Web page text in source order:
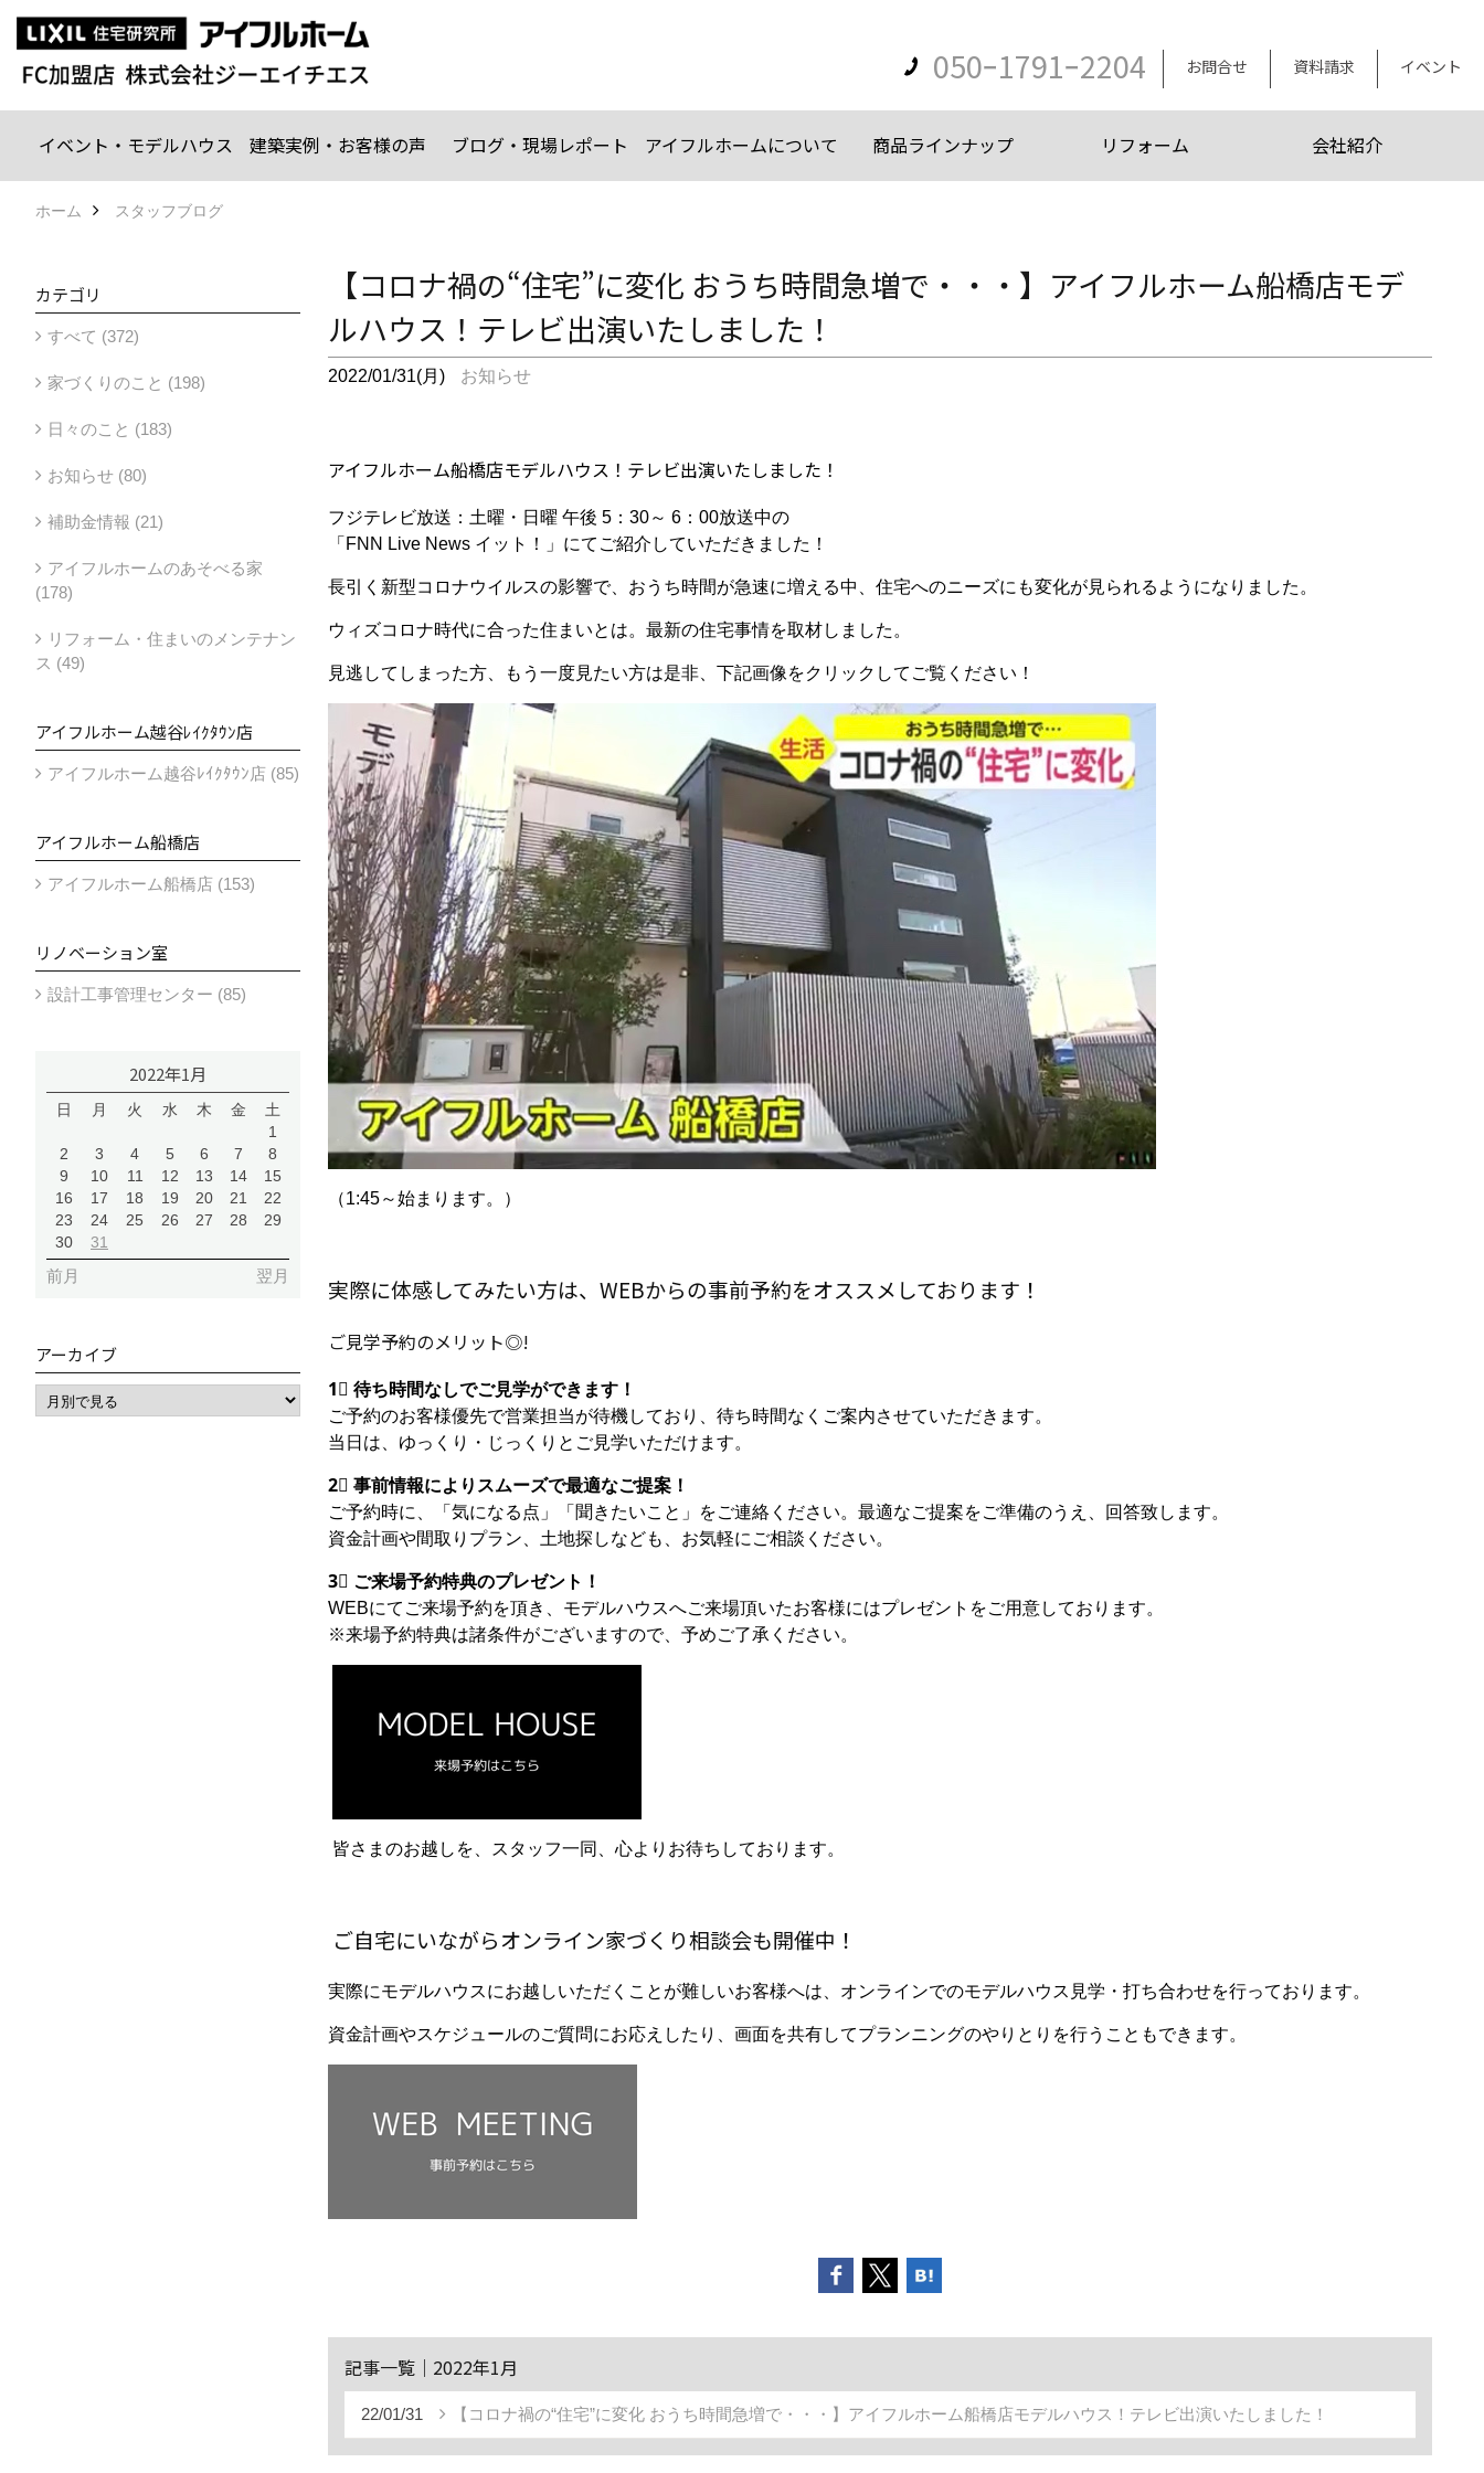
050ｰ1791ｰ2204 お問合せ 資料請求 イベント
イベント・モデルハウス 建築実例・お客様の声 ブログ・現場レポート アイフルホームについて 商品ラインナップ リフォーム 会社紹介
ホーム スタッフブログ
【コロナ禍の“住宅”に変化 おうち時間急増で・・・】アイフルホーム船橋店モデ
ルハウス！テレビ出演いたしました！
2022/01/31(月) お知らせ
アイフルホーム船橋店モデルハウス！テレビ出演いたしました！
フジテレビ放送：土曜・日曜 午後 5：30～ 6：00放送中の
「FNN Live News イット！」にてご紹介していただきました！
長引く新型コロナウイルスの影響で、おうち時間が急速に増える中、住宅へのニーズにも変化が見られるようになりました。
ウィズコロナ時代に合った住まいとは。最新の住宅事情を取材しました。
見逃してしまった方、もう一度見たい方は是非、下記画像をクリックしてご覧ください！
（1:45～始まります。）
実際に体感してみたい方は、WEBからの事前予約をオススメしております！
ご見学予約のメリット◎!
1⃣ 待ち時間なしでご見学ができます！
ご予約のお客様優先で営業担当が待機しており、待ち時間なくご案内させていただきます。
当日は、ゆっくり・じっくりとご見学いただけます。
2⃣ 事前情報によりスムーズで最適なご提案！
ご予約時に、「気になる点」「聞きたいこと」をご連絡ください。最適なご提案をご準備のうえ、回答致します。
資金計画や間取りプラン、土地探しなども、お気軽にご相談ください。
3⃣ ご来場予約特典のプレゼント！
WEBにてご来場予約を頂き、モデルハウスへご来場頂いたお客様にはプレゼントをご用意しております。
※来場予約特典は諸条件がございますので、予めご了承ください。
皆さまのお越しを、スタッフ一同、心よりお待ちしております。
ご自宅にいながらオンライン家づくり相談会も開催中！
実際にモデルハウスにお越しいただくことが難しいお客様へは、オンラインでのモデルハウス見学・打ち合わせを行っております。
資金計画やスケジュールのご質問にお応えしたり、画面を共有してプランニングのやりとりを行うこともできます。
記事一覧｜2022年1月
22/01/31 【コロナ禍の“住宅”に変化 おうち時間急増で・・・】アイフルホーム船橋店モデルハウス！テレビ出演いたしました！
カテゴリ
すべて (372)
家づくりのこと (198)
日々のこと (183)
お知らせ (80)
補助金情報 (21)
アイフルホームのあそべる家
(178)
リフォーム・住まいのメンテナン
ス (49)
アイフルホーム越谷ﾚｲｸﾀｳﾝ店
アイフルホーム越谷ﾚｲｸﾀｳﾝ店 (85)
アイフルホーム船橋店
アイフルホーム船橋店 (153)
リノベーション室
設計工事管理センター (85)
2022年1月
日 月 火 水 木 金
土
1
2
3 4 5 6 7
8
9
10 11 12 13 14
15
16
17 18 19 20 21
22
23
24 25 26 27 28
29
30
31
前月 翌月
アーカイブ